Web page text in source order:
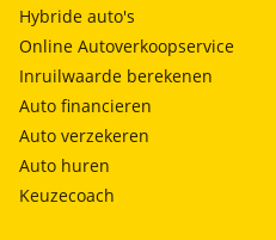
Hybride auto's
Online Autoverkoopservice
Inruilwaarde berekenen
Auto financieren
Auto verzekeren
Auto huren
Keuzecoach